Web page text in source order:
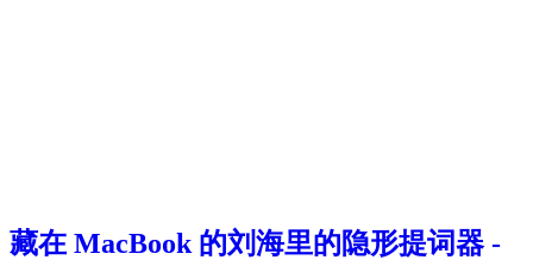
藏在 MacBook 的刘海里的隐形提词器 -